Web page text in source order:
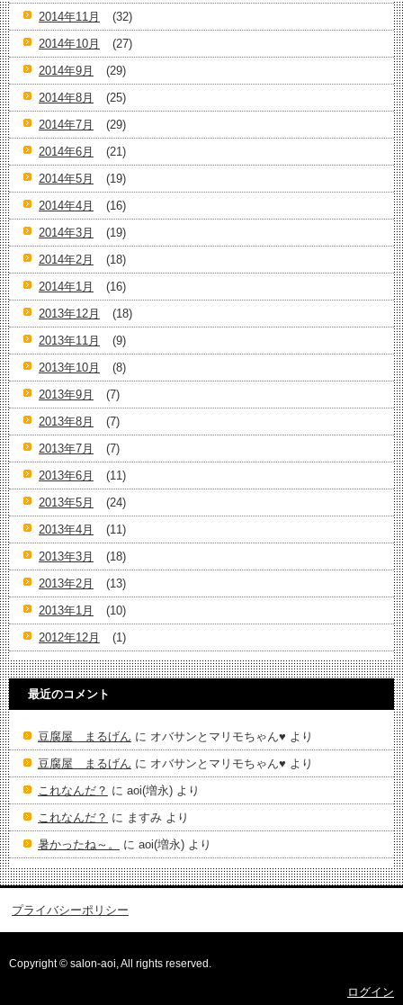
2014年11月
(32)
2014年10月
(27)
2014年9月
(29)
2014年8月
(25)
2014年7月
(29)
2014年6月
(21)
2014年5月
(19)
2014年4月
(16)
2014年3月
(19)
2014年2月
(18)
2014年1月
(16)
2013年12月
(18)
2013年11月
(9)
2013年10月
(8)
2013年9月
(7)
2013年8月
(7)
2013年7月
(7)
2013年6月
(11)
2013年5月
(24)
2013年4月
(11)
2013年3月
(18)
2013年2月
(13)
2013年1月
(10)
2012年12月
(1)
最近のコメント
豆腐屋 まるげん に オバサンとマリモちゃん♥️ より
豆腐屋 まるげん に オバサンとマリモちゃん♥️ より
これなんだ？ に aoi(増永) より
これなんだ？ に ますみ より
暑かったね～。
に aoi(増永) より
プライバシーポリシー
Copyright © salon-aoi, All rights reserved.
ログイン